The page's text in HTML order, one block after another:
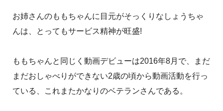
お姉さんのももちゃんに目元がそっくりなしょうちゃ
んは、とってもサービス精神が旺盛!
ももちゃんと同じく動画デビューは2016年8月で、まだ
まだおしゃべりができない2歳の頃から動画活動を行っ
ている、これまたかなりのベテランさんである。